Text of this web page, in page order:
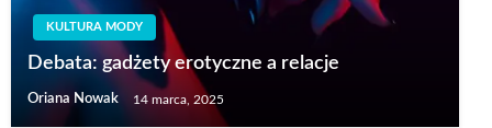
KULTURA MODY
Debata: gadżety erotyczne a relacje
Oriana Nowak 14 marca, 2025